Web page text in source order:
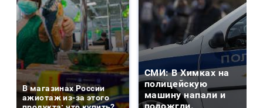
В магазинах России
ажиотаж из-за этого
СМИ: В Химках на
полицейскую
машину напали и